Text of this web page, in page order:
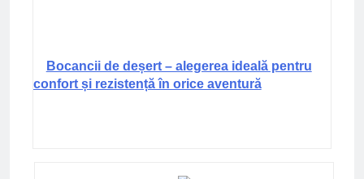
Bocancii de deșert – alegerea ideală pentru
confort și rezistență în orice aventură